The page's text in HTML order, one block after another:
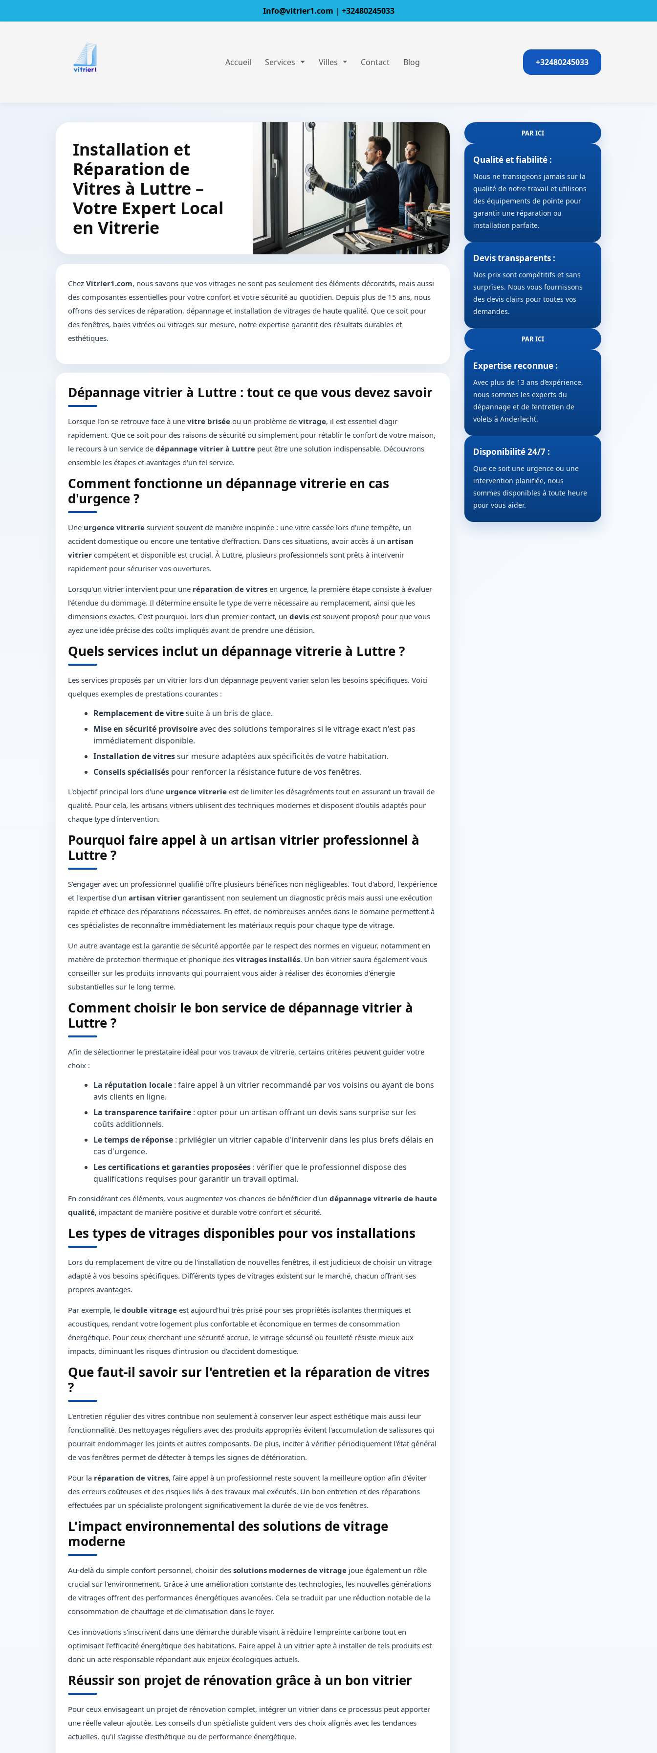
Info@vitrier1.com | +32480245033
Accueil Services Villes Contact Blog +32480245033
Installation et
Réparation de
Vitres à Luttre –
Votre Expert Local
en Vitrerie
Chez Vitrier1.com, nous savons que vos vitrages ne sont pas seulement des éléments décoratifs, mais aussi
des composantes essentielles pour votre confort et votre sécurité au quotidien. Depuis plus de 15 ans, nous
offrons des services de réparation, dépannage et installation de vitrages de haute qualité. Que ce soit pour
des fenêtres, baies vitrées ou vitrages sur mesure, notre expertise garantit des résultats durables et
esthétiques.
Dépannage vitrier à Luttre : tout ce que vous devez savoir
Lorsque l'on se retrouve face à une vitre brisée ou un problème de vitrage, il est essentiel d'agir
rapidement. Que ce soit pour des raisons de sécurité ou simplement pour rétablir le confort de votre maison,
le recours à un service de dépannage vitrier à Luttre peut être une solution indispensable. Découvrons
ensemble les étapes et avantages d'un tel service.
Comment fonctionne un dépannage vitrerie en cas
d'urgence ?
Une urgence vitrerie survient souvent de manière inopinée : une vitre cassée lors d'une tempête, un
accident domestique ou encore une tentative d'effraction. Dans ces situations, avoir accès à un artisan
vitrier compétent et disponible est crucial. À Luttre, plusieurs professionnels sont prêts à intervenir
rapidement pour sécuriser vos ouvertures.
Lorsqu'un vitrier intervient pour une réparation de vitres en urgence, la première étape consiste à évaluer
l'étendue du dommage. Il détermine ensuite le type de verre nécessaire au remplacement, ainsi que les
dimensions exactes. C'est pourquoi, lors d'un premier contact, un devis est souvent proposé pour que vous
ayez une idée précise des coûts impliqués avant de prendre une décision.
Quels services inclut un dépannage vitrerie à Luttre ?
Les services proposés par un vitrier lors d'un dépannage peuvent varier selon les besoins spécifiques. Voici
quelques exemples de prestations courantes :
Remplacement de vitresuite à un bris de glace.
Mise en sécurité provisoireavec des solutions temporaires si le vitrage exact n'est pas
immédiatement disponible.
Installation de vitressur mesure adaptées aux spécificités de votre habitation.
Conseils spécialisés pour renforcer la résistance future de vos fenêtres.
L'objectif principal lors d'une urgence vitrerie est de limiter les désagréments tout en assurant un travail de
qualité. Pour cela, les artisans vitriers utilisent des techniques modernes et disposent d'outils adaptés pour
chaque type d'intervention.
Pourquoi faire appel à un artisan vitrier professionnel à
Luttre ?
S'engager avec un professionnel qualifié offre plusieurs bénéfices non négligeables. Tout d'abord, l'expérience
et l'expertise d'un artisan vitrier garantissent non seulement un diagnostic précis mais aussi une exécution
rapide et efficace des réparations nécessaires. En effet, de nombreuses années dans le domaine permettent à
ces spécialistes de reconnaître immédiatement les matériaux requis pour chaque type de vitrage.
Un autre avantage est la garantie de sécurité apportée par le respect des normes en vigueur, notamment en
matière de protection thermique et phonique des vitrages installés. Un bon vitrier saura également vous
conseiller sur les produits innovants qui pourraient vous aider à réaliser des économies d'énergie
substantielles sur le long terme.
Comment choisir le bon service de dépannage vitrier à
Luttre ?
Afin de sélectionner le prestataire idéal pour vos travaux de vitrerie, certains critères peuvent guider votre
choix :
La réputation locale : faire appel à un vitrier recommandé par vos voisins ou ayant de bons
avis clients en ligne.
La transparence tarifaire : opter pour un artisan offrant un devis sans surprise sur les
coûts additionnels.
Le temps de réponse : privilégier un vitrier capable d'intervenir dans les plus brefs délais en
cas d'urgence.
Les certifications et garanties proposées : vérifier que le professionnel dispose des
qualifications requises pour garantir un travail optimal.
En considérant ces éléments, vous augmentez vos chances de bénéficier d'un dépannage vitrerie de haute
qualité, impactant de manière positive et durable votre confort et sécurité.
Les types de vitrages disponibles pour vos installations
Lors du remplacement de vitre ou de l'installation de nouvelles fenêtres, il est judicieux de choisir un vitrage
adapté à vos besoins spécifiques. Différents types de vitrages existent sur le marché, chacun offrant ses
propres avantages.
Par exemple, le double vitrage est aujourd'hui très prisé pour ses propriétés isolantes thermiques et
acoustiques, rendant votre logement plus confortable et économique en termes de consommation
énergétique. Pour ceux cherchant une sécurité accrue, le vitrage sécurisé ou feuilleté résiste mieux aux
impacts, diminuant les risques d'intrusion ou d'accident domestique.
Que faut-il savoir sur l'entretien et la réparation de vitres
?
L'entretien régulier des vitres contribue non seulement à conserver leur aspect esthétique mais aussi leur
fonctionnalité. Des nettoyages réguliers avec des produits appropriés évitent l'accumulation de salissures qui
pourrait endommager les joints et autres composants. De plus, inciter à vérifier périodiquement l'état général
de vos fenêtres permet de détecter à temps les signes de détérioration.
Pour la réparation de vitres, faire appel à un professionnel reste souvent la meilleure option afin d'éviter
des erreurs coûteuses et des risques liés à des travaux mal exécutés. Un bon entretien et des réparations
effectuées par un spécialiste prolongent significativement la durée de vie de vos fenêtres.
L'impact environnemental des solutions de vitrage
moderne
Au-delà du simple confort personnel, choisir des solutions modernes de vitrage joue également un rôle
crucial sur l'environnement. Grâce à une amélioration constante des technologies, les nouvelles générations
de vitrages offrent des performances énergétiques avancées. Cela se traduit par une réduction notable de la
consommation de chauffage et de climatisation dans le foyer.
Ces innovations s'inscrivent dans une démarche durable visant à réduire l'empreinte carbone tout en
optimisant l'efficacité énergétique des habitations. Faire appel à un vitrier apte à installer de tels produits est
donc un acte responsable répondant aux enjeux écologiques actuels.
Réussir son projet de rénovation grâce à un bon vitrier
Pour ceux envisageant un projet de rénovation complet, intégrer un vitrier dans ce processus peut apporter
une réelle valeur ajoutée. Les conseils d'un spécialiste guident vers des choix alignés avec les tendances
actuelles, qu'il s'agisse d'esthétique ou de performance énergétique.
PAR ICI
Qualité et fiabilité :
Nous ne transigeons jamais sur la
qualité de notre travail et utilisons
des équipements de pointe pour
garantir une réparation ou
installation parfaite.
Devis transparents :
Nos prix sont compétitifs et sans
surprises. Nous vous fournissons
des devis clairs pour toutes vos
demandes.
PAR ICI
Expertise reconnue :
Avec plus de 13 ans d’expérience,
nous sommes les experts du
dépannage et de l’entretien de
volets à Anderlecht.
Disponibilité 24/7 :
Que ce soit une urgence ou une
intervention planifiée, nous
sommes disponibles à toute heure
pour vous aider.